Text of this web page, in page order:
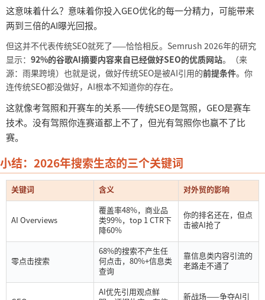
这意味着什么？意味着你投入GEO优化的每一分精力，可能带来
两到三倍的AI曝光回报。
但这并不代表传统SEO就死了——恰恰相反。Semrush 2026年的研究
显示： 92%的谷歌AI摘要内容来自已经做好SEO的优质网站。（来
源：雨果跨境）也就是说，做好传统SEO是被AI引用的前提条件。你
连传统SEO都没做好，AI根本不知道你的存在。
这就像考驾照和开赛车的关系——传统SEO是驾照，GEO是赛车
技术。没有驾照你连赛道都上不了，但光有驾照你也赢不了比
赛。
小结： 2026年搜索生态的三个关键词
关键词 含义 对外贸的影响
AI Overviews
覆盖率48%，商业品
类99%，top 1 CTR下
降60%
你的排名还在，但点
击被AI抢了
零点击搜索
68%的搜索不产生任
何点击，80%+信息类
查询
靠信息类内容引流的
老路走不通了
AI优先引用观点鲜
新战场——争夺AI引